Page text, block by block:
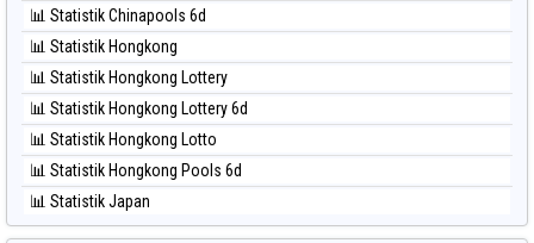
⚽ Bola Hitam Pcso
⚽ Bola Hitam Sao Paulo
⚽ Bola Hitam Singapore
⚽ Bola Hitam Sydney
⚽ Bola Hitam Sydney Lottery
⚽ Bola Hitam Sydney Lottery 6d
⚽ Bola Hitam Sydney Lotto
📊 Statistik Chinapools 6d
📊 Statistik Hongkong
📊 Statistik Hongkong Lottery
📊 Statistik Hongkong Lottery 6d
📊 Statistik Hongkong Lotto
📊 Statistik Hongkong Pools 6d
📊 Statistik Japan
📊 Statistik Japan 6d